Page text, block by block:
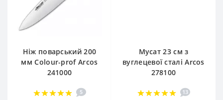
Ніж поварський 200
мм Сolour-prof Arcos
241000
5
Мусат 23 см з
вуглецевої сталі Arcos
278100
13